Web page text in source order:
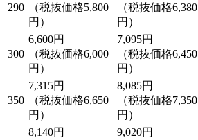
290
（税抜価格5,800
円）
（税抜価格6,380
円）
300
6,600円
（税抜価格6,000
円）
7,095円
（税抜価格6,450
円）
350
7,315円
（税抜価格6,650
円）
8,085円
（税抜価格7,350
円）
8,140円
9,020円